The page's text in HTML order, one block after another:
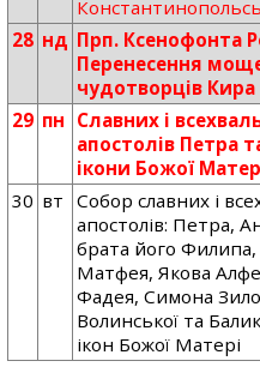
28 нд Прп. Ксенофонта
Перенесення
чудотворців Кира
29 пн Славних і
апостолів Петра
ікони Божої
30 вт
Собор славних і
апостолів: Петра,
брата його
Матфея, Якова
Фадея, Симона
Волинської та
ікон Божої Матері